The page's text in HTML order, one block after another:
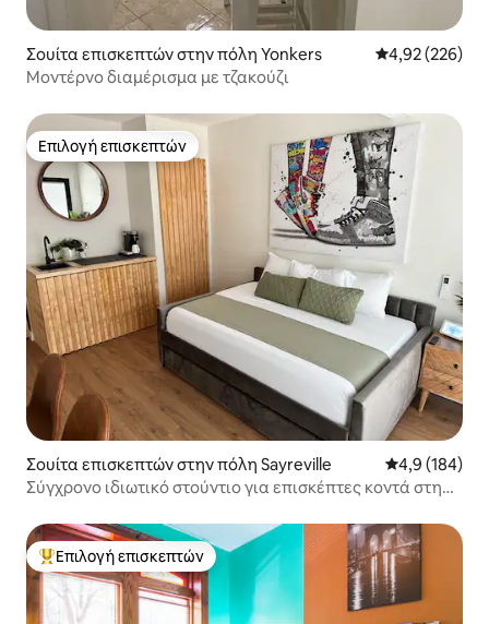
Σουίτα επισκεπτών στην πόλη Yonkers Μέση
4,92 (226)
Μοντέρνο διαμέρισμα με τζακούζι
Επιλογή επισκεπτών
Επιλογή επισκεπτών
Σουίτα επισκεπτών στην πόλη Sayreville Μέση
4,9 (184)
Σύγχρονο ιδιωτικό στούντιο για επισκέπτες κοντά στη
Κορυφαία επιλογή επισκεπτών
Επιλογή επισκεπτών